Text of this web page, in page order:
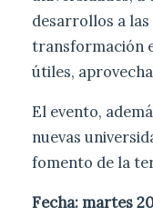
desarrollos a
transformación
útiles,
El evento,
nuevas
fomento de la
Fecha: martes